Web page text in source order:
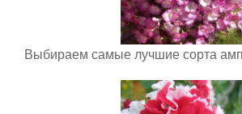
Выбираем самые лучшие сорта